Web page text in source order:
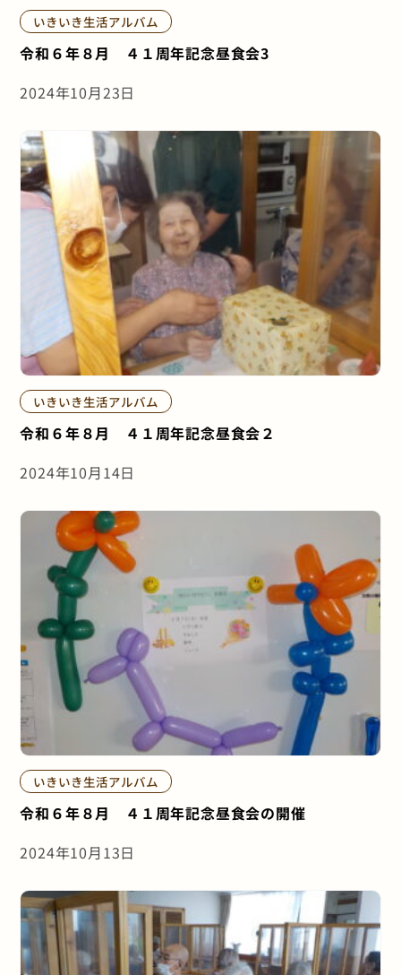
いきいき生活アルバム
令和６年８月 ４１周年記念昼食会3
2024年10月23日
いきいき生活アルバム
令和６年８月 ４１周年記念昼食会２
2024年10月14日
いきいき生活アルバム
令和６年８月 ４１周年記念昼食会の開催
2024年10月13日